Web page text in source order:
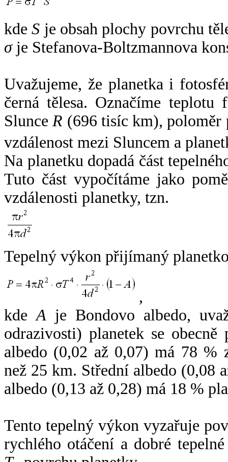
kdeS je obsah plochy povrchu
σje Stefanova-Boltzmannova
Uvažujeme, že planetka i
černá tělesa. Označíme
SlunceR (696 tisíc km),
vzdálenost mezi Sluncem a
Na planetku dopadá část
Tuto část vypočítáme jako
vzdálenosti planetky, tzn.
Tepelný výkon přijímaný
,
kdeA je Bondovo albedo,
odrazivosti) planetek se
albedo (0,02 až 0,07) má 78 %
než 25 km. Střední albedo (0,08
albedo (0,13 až 0,28) má 18 %
Tento tepelný výkon vyzařuje
rychlého otáčení a dobré